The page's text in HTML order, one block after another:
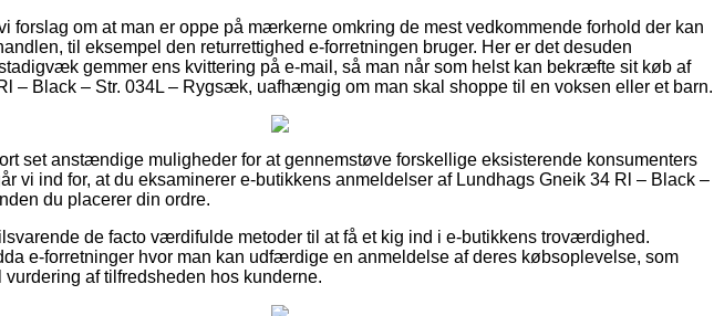
forslag om at man er oppe på mærkerne omkring de mest vedkommende forhold der kan
til eksempel den returrettighed e-forretningen bruger. Her er det desuden
gemmer ens kvittering på e-mail, så man når som helst kan bekræfte sit køb af
– Black – Str. 034L – Rygsæk, uafhængig om man skal shoppe til en voksen eller et barn.
set anstændige muligheder for at gennemstøve forskellige eksisterende konsumenters
vi ind for, at du eksaminerer e-butikkens anmeldelser af Lundhags Gneik 34 Rl – Black –
du placerer din ordre.
de facto værdifulde metoder til at få et kig ind i e-butikkens troværdighed.
e-forretninger hvor man kan udfærdige en anmeldelse af deres købsoplevelse, som
vurdering af tilfredsheden hos kunderne.